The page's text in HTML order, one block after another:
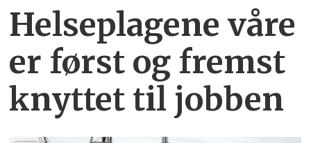
Helseplagene våre
er først og fremst
knyttet til jobben